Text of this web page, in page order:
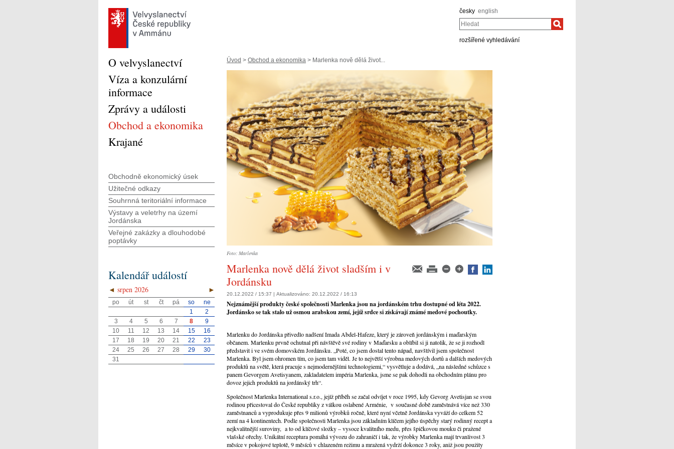
česky english
Hledat
rozšířené vyhledávání
Úvod > Obchod a ekonomika > Marlenka nově dělá život...
Foto: Marlenka
Marlenka nově dělá život sladším i v
Jordánsku
20.12.2022 / 15:37 | Aktualizováno: 20.12.2022 / 16:13
Nejznámější produkty české společnosti Marlenka jsou na jordánském trhu dostupné od léta 2022.
Jordánsko se tak stalo už osmou arabskou zemí, jejíž srdce si získávají známé medové pochoutky.
Marlenku do Jordánska přivedlo nadšení Imada Abdel-Hafeze, který je zároveň jordánským i maďarským
občanem. Marlenku prvně ochutnal při návštěvě své rodiny v Maďarsku a oblíbil si ji natolik, že se ji rozhodl
představit i ve svém domovském Jordánsku. „Poté, co jsem dostal tento nápad, navštívil jsem společnost
Marlenka. Byl jsem ohromen tím, co jsem tam viděl. Je to největší výrobna medových dortů a dalších medových
produktů na světě, která pracuje s nejmodernějšími technologiemi,“ vysvětluje a dodává, „na následné schůzce s
panem Gevorgem Avetisyanem, zakladatelem impéria Marlenka, jsme se pak dohodli na obchodním plánu pro
dovoz jejich produktů na jordánský trh“.
Společnost Marlenka International s.r.o., jejíž příběh se začal odvíjet v roce 1995, kdy Gevorg Avetisjan se svou
rodinou přicestoval do České republiky z válkou oslabené Arménie, v současné době zaměstnává více než 330
zaměstnanců a vyprodukuje přes 9 milionů výrobků ročně, které nyní včetně Jordánska vyváží do celkem 52
zemí na 4 kontinentech. Podle společnosti Marlenka jsou základním klíčem jejího úspěchy starý rodinný recept a
nejkvalitnější suroviny, a to od klíčové složky – vysoce kvalitního medu, přes špičkovou mouku či pražené
vlašské ořechy. Unikátní receptura pomáhá vývozu do zahraničí i tak, že výrobky Marlenka mají trvanlivost 3
měsíce v pokojové teplotě, 9 měsíců v chlazeném režimu a mražená vydrží dokonce 3 roky, aniž jsou použity
O velvyslanectví
Víza a konzulární
informace
Zprávy a události
Obchod a ekonomika
Krajané
Obchodně ekonomický úsek
Užitečné odkazy
Souhrnná teritoriální informace
Výstavy a veletrhy na území
Jordánska
Veřejné zakázky a dlouhodobé
poptávky
Kalendář událostí
◄ ►
srpen 2026
po út st čt pá so
ne
1
2
3
4 5 6 7 8
9
10
11 12 13 14 15
16
17
18 19 20 21 22
23
24
25 26 27 28 29
30
31